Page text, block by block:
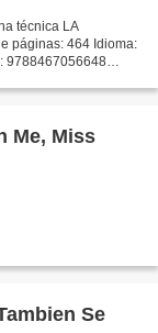
técnica LA
páginas: 464 Idioma:
9788467056648
Me, Miss
Se